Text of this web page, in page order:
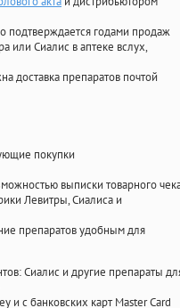
подтверждается годами продаж
или Сиалис в аптеке вслух,
доставка препаратов почтой
покупки
выписки товарного
Левитры, Сиалиса и
препаратов удобным для
Сиалис и другие препараты
с банковских карт Master Card